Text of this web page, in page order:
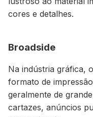
cores e detalhes.
Broadside
Na indústria gráfica,
formato de
geralmente de
cartazes, anúncios